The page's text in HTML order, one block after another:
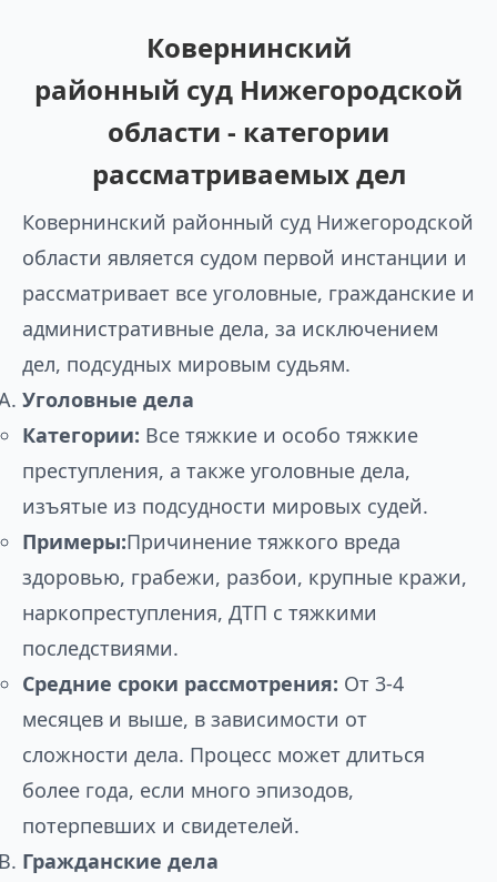
Ковернинский
районный суд Нижегородской
области - категории
рассматриваемых дел
Ковернинский районный суд Нижегородской
области является судом первой инстанции и
рассматривает все уголовные, гражданские и
административные дела, за исключением
дел, подсудных мировым судьям.
Уголовные дела
Категории: Все тяжкие и особо тяжкие
преступления, а также уголовные дела,
изъятые из подсудности мировых судей.
Примеры:Причинение тяжкого вреда
здоровью, грабежи, разбои, крупные кражи,
наркопреступления, ДТП с тяжкими
последствиями.
Средние сроки рассмотрения: От 3-4
месяцев и выше, в зависимости от
сложности дела. Процесс может длиться
более года, если много эпизодов,
потерпевших и свидетелей.
Гражданские дела